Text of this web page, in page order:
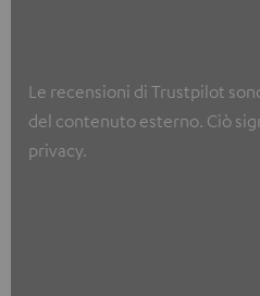
Le recensioni di Trustpilot
del contenuto esterno. Ciò
privacy.